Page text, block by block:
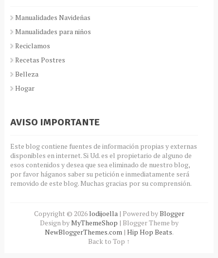
Manualidades Navideñas
Manualidades para niños
Reciclamos
Recetas Postres
Belleza
Hogar
AVISO IMPORTANTE
Este blog contiene fuentes de información propias y externas
disponibles en internet. Si Ud. es el propietario de alguno de
esos contenidos y desea que sea eliminado de nuestro blog,
por favor háganos saber su petición e inmediatamente será
removido de este blog. Muchas gracias por su comprensión.
Copyright © 2026 lodijoella| Powered byBlogger
Design byMyThemeShop | Blogger Theme by
NewBloggerThemes.com| Hip Hop Beats.
Back to Top ↑